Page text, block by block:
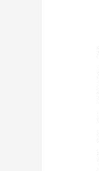
（
（
型
体
转